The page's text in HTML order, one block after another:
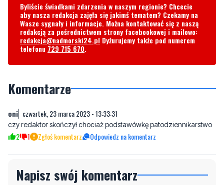
Byliście świadkami zdarzenia w naszym regionie? Chcecie
aby nasza redakcja zajęła się jakimś tematem? Czekamy na
Wasze sygnały i informacje. Można kontaktować się z naszą
redakcją za pośrednictwem strony facebookowej i mailowo:
redakcja@nadmorski24.pl Dyżurujemy także pod numerem
telefonu 729 715 670.
Komentarze
oni czwartek, 23 marca 2023 - 13:33:31
czy redaktor skończył chociaż podstawówkę patodziennikarstwo
2 1 Zgłoś komentarz Odpowiedz na komentarz
Napisz swój komentarz